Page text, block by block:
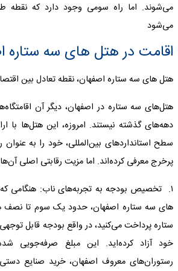
می‌شوند. اما راه سومی وجود دارد که
می‌شود
اقامت در هتل های سه ستاره
هتل های سه ستاره اصفهان، نقطه تعادل بین
هتل‌های سه ستاره در اصفهان، دیگر آن
دهه‌های گذشته نیستند. امروزه، این هتل‌ها با
سطح استانداردهای بین‌المللی، خود را به
پرخرج معرفی کرده‌اند. اما مزیت رقابتی اصلی
۱. تخصیص بودجه به تجربه‌های ناب: هنگامی
های سه ستاره اصفهان، حدود یک سوم تا نصف
ستاره پرداخت می‌کنید، در واقع بودجه قابل
خود آزاد کرده‌اید. این مبلغ صرفه‌جویی
رستوران‌های معروف اصفهان، خرید صنایع دستی